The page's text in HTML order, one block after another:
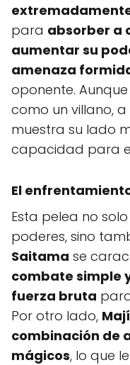
para absorber a
aumentar su
amenaza
oponente.
como un villano,
muestra su lado
capacidad para
El
Esta pelea no
poderes, sino
Saitama se
combate simple
fuerza bruta
Por otro lado,
combinación de
mágicos, lo que